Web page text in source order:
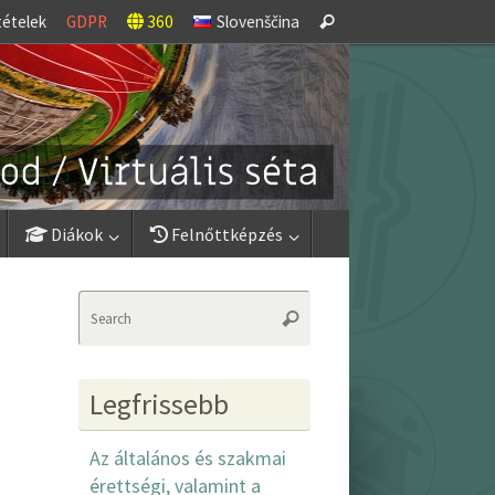
GDPR 360 Slovenščina
for:
Search
Diákok Felnőttképzés
Search
Legfrissebb
Az általános és szakmai
érettségi, valamint a